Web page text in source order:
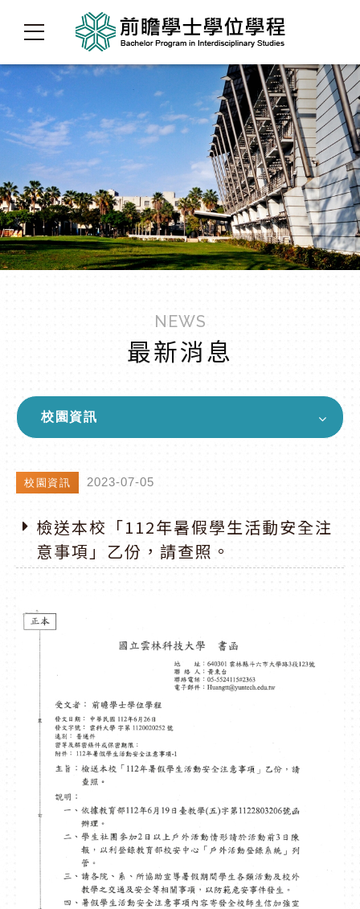
NEWS
最新消息
校園資訊
校園資訊 2023-07-05
檢送本校「112年暑假學生活動安全注
意事項」乙份，請查照。